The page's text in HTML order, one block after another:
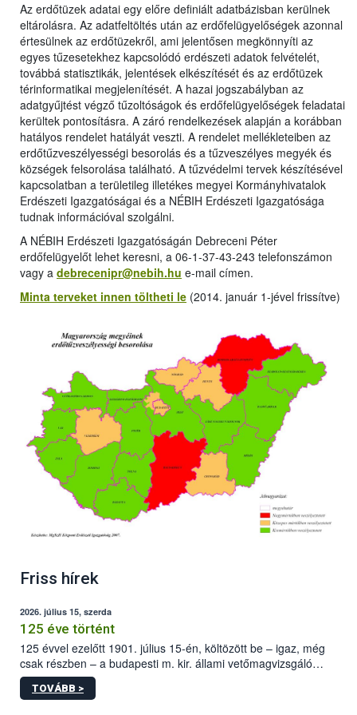
Az erdőtüzek adatai egy előre definiált adatbázisban kerülnek
eltárolásra. Az adatfeltöltés után az erdőfelügyelőségek azonnal
értesülnek az erdőtüzekről, ami jelentősen megkönnyíti az
egyes tűzesetekhez kapcsolódó erdészeti adatok felvételét,
továbbá statisztikák, jelentések elkészítését és az erdőtüzek
térinformatikai megjelenítését. A hazai jogszabályban az
adatgyűjtést végző tűzoltóságok és erdőfelügyelőségek feladatai
kerültek pontosításra. A záró rendelkezések alapján a korábban
hatályos rendelet hatályát veszti. A rendelet mellékleteiben az
erdőtűzveszélyességi besorolás és a tűzveszélyes megyék és
községek felsorolása található. A tűzvédelmi tervek készítésével
kapcsolatban a területileg illetékes megyei Kormányhivatalok
Erdészeti Igazgatóságai és a NÉBIH Erdészeti Igazgatósága
tudnak információval szolgálni.
A NÉBIH Erdészeti Igazgatóságán Debreceni Péter
erdőfelügyelőt lehet keresni, a 06-1-37-43-243 telefonszámon
vagy a debrecenipr@nebih.hu e-mail címen.
Minta terveket innen töltheti le (2014. január 1-jével frissítve)
Friss hírek
2026. július 15, szerda
125 éve történt
125 évvel ezelőtt 1901. július 15-én, költözött be – igaz, még
csak részben – a budapesti m. kir. állami vetőmagvizsgáló
állomás a Kis Rókus utca 15. szám alatti, Czigler Győző által
tervezett új épületébe.
TOVÁBB >